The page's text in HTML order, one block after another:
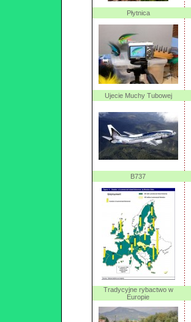
Płytnica
Ujecie Muchy Tubowej
B737
Tradycyjne rybactwo w
Europie